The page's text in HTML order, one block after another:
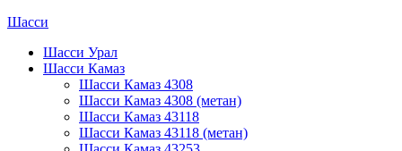
Шасси
Шасси Урал
Шасси Камаз
Шасси Камаз 4308
Шасси Камаз 4308 (метан)
Шасси Камаз 43118
Шасси Камаз 43118 (метан)